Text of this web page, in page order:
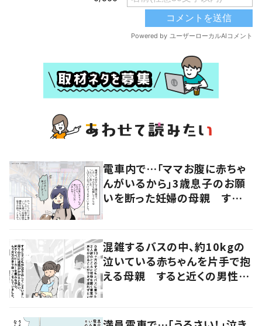
電車内で…「ママお腹に赤ちゃ
んがいるから」3歳息子のお願
いを断った妊婦の母親 すると
混雑するバスの中、約10kgの
泣いている赤ちゃんを片手で抱
える母親 すると近くの男性が